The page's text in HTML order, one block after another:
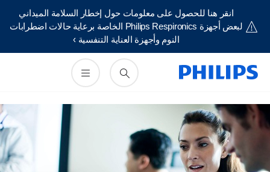
انقر هنا للحصول على معلومات حول إخطار السلامة الميداني
لبعض أجهزة Philips Respironics الخاصة برعاية حالات اضطرابات
النوم وأجهزة العناية التنفسية ›